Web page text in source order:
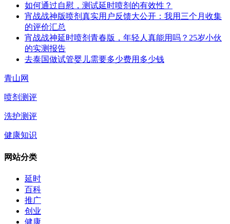
如何通过自慰，测试延时喷剂的有效性？
宵战战神版喷剂真实用户反馈大公开：我用三个月收集
的评价汇总
宵战战神延时喷剂青春版，年轻人真能用吗？25岁小伙
的实测报告
去泰国做试管婴儿需要多少费用多少钱
青山网
喷剂测评
洗护测评
健康知识
网站分类
延时
百科
推广
创业
健康